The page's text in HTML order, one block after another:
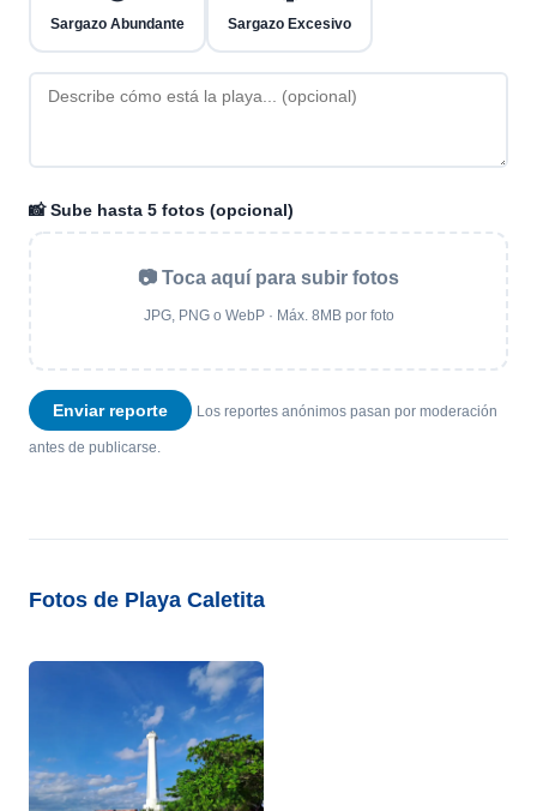
Sargazo Abundante Sargazo Excesivo
📸 Sube hasta 5 fotos (opcional)
📷 Toca aquí para subir fotos
JPG, PNG o WebP · Máx. 8MB por foto
Enviar reporte Los reportes anónimos pasan por moderación
antes de publicarse.
Fotos de Playa Caletita